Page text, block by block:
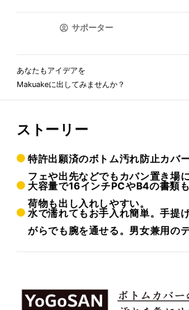
サポーター
あなたもアイデアを
Makuakeに出してみませんか？
ストーリー
特許出願済のボトム汚れ防止カバ
フェや出先などでもカバン置き場
大容量で16インチPCやB4の書類
荷物も出し入れしやすい。
水で濡れてもお手入れ簡単。手提
がらでも腕を通せる。男女兼用のデ